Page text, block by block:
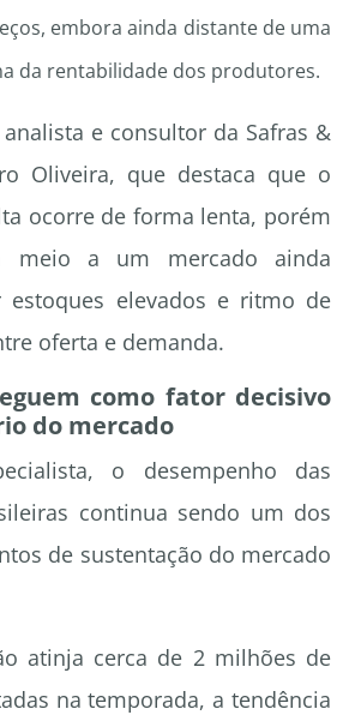
embora ainda distante de uma
da rentabilidade dos produtores.
e consultor da Safras &
Oliveira, que destaca que o
ocorre de forma lenta, porém
meio a um mercado ainda
estoques elevados e ritmo de
oferta e demanda.
como fator decisivo
do mercado
o desempenho das
continua sendo um dos
de sustentação do mercado
atinja cerca de 2 milhões de
na temporada, a tendência